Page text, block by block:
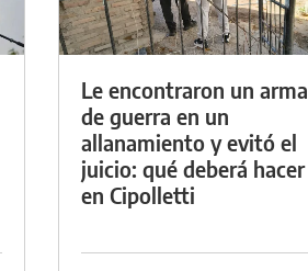
Le encontraron un arma
de guerra en un
allanamiento y evitó el
juicio: qué deberá hacer
en Cipolletti